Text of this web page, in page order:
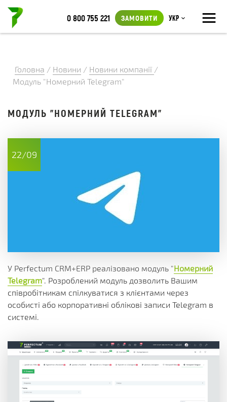
≡
0 800 755 221 ЗАМОВИТИ Укр
Головна / Новини / Новини компанії /
Модуль "Номерний Telegram"
МОДУЛЬ "НОМЕРНИЙ TELEGRAM"
22/09
У Perfectum CRM+ERP реалізовано модуль "Номерний
Telegram". Розроблений модуль дозволить Вашим
співробітникам спілкуватися з клієнтами через
особисті або корпоративні облікові записи Telegram в
системі.